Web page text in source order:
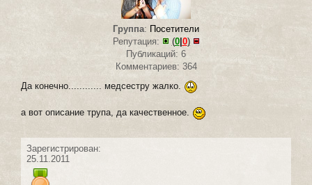
Группа: Посетители
Репутация:
(0| 0)
Публикаций: 6
Комментариев: 364
Да конечно............ медсестру жалко.
а вот описание трупа, да качественное.
Зарегистрирован:
25.11.2011